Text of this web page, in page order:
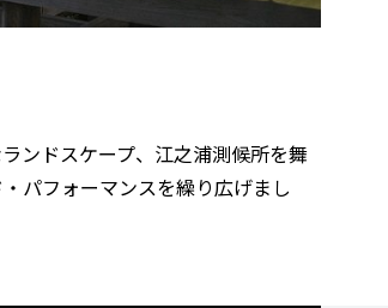
ンドスケープ、江之浦測候所を舞
パフォーマンスを繰り広げまし